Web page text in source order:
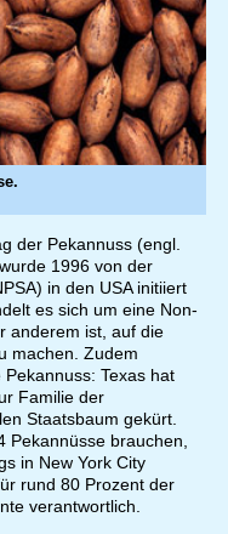
der Pekannuss (engl.
1996 von der
in den USA initiiert
es sich um eine Non-
anderem ist, auf die
machen. Zudem
Texas hat
Familie der
Staatsbaum gekürt.
Pekannüsse brauchen,
in New York City
rund 80 Prozent der
verantwortlich.